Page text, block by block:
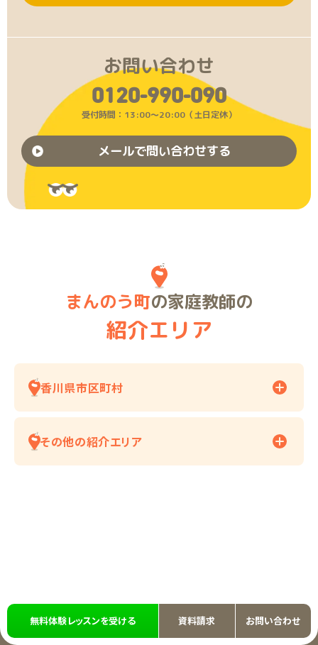
お問い合わせ
0120-990-090
受付時間：13:00〜20:00（土日定休）
メールで問い合わせする
まんのう町の家庭教師の
紹介エリア
香川県市区町村
その他の紹介エリア
無料体験レッスンを受ける 資料請求 お問い合わせ